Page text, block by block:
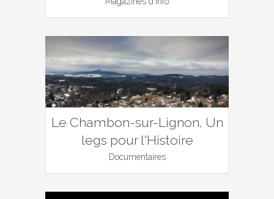
Le Chambon-sur-Lignon, Un
legs pour l'Histoire
Documentaires